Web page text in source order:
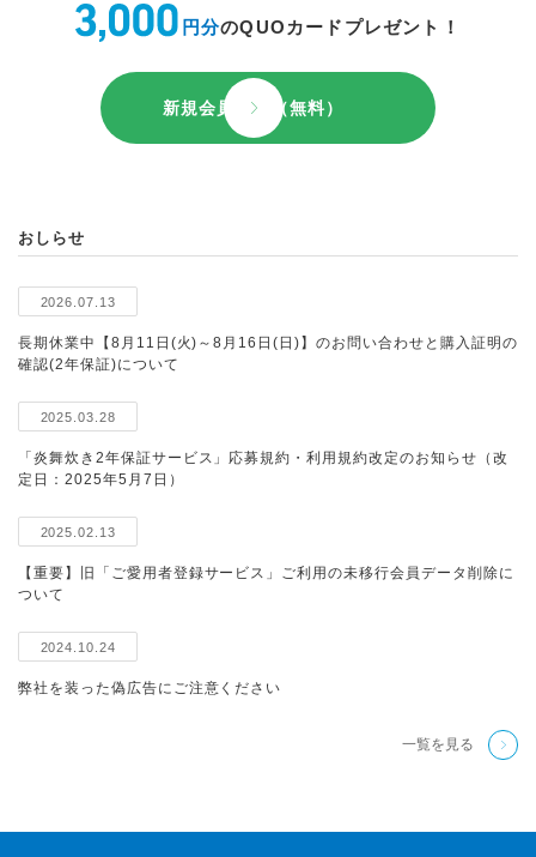
円分のQUOカードプレゼント！
新規会員登録（無料）
おしらせ
2026.07.13
長期休業中【8月11日(火)～8月16日(日)】のお問い合わせと購入証明の
確認(2年保証)について
2025.03.28
「炎舞炊き2年保証サービス」応募規約・利用規約改定のお知らせ（改
定日：2025年5月7日）
2025.02.13
【重要】旧「ご愛用者登録サービス」ご利用の未移行会員データ削除に
ついて
2024.10.24
弊社を装った偽広告にご注意ください
一覧を見る